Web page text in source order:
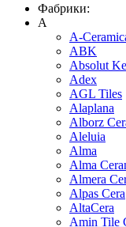
Фабрики:
A
A-
ABK
Absolut
Adex
AGL Tiles
Alaplana
Alborz
Aleluia
Alma
Alma
Almera
Alpas Cera
AltaCera
Amin Tile